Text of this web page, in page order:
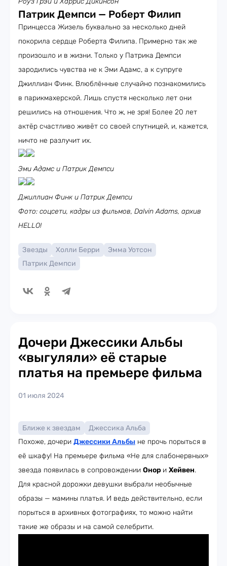
Патрик Демпси — Роберт Филип
Принцесса Жизель буквально за несколько дней
покорила сердце Роберта Филипа. Примерно так же
произошло и в жизни. Только у Патрика Демпси
зародились чувства не к Эми Адамс, а к супруге
Джиллиан Финк. Влюблённые случайно познакомились
в парикмахерской. Лишь спустя несколько лет они
решились на отношения. Что ж, не зря! Более 20 лет
актёр счастливо живёт со своей спутницей, и, кажется,
ничто не разлучит их.
Эми Адамс и Патрик Демпси
Джиллиан Финк и Патрик Демпси
Фото: соцсети, кадры из фильмов, Dalvin Adams, архив
HELLO!
Звезды Холли Берри
Эмма Уотсон
Патрик Демпси
Дочери Джессики Альбы
«выгуляли» её старые
платья на премьере фильма
01 июля 2024
Ближе к звездам
Джессика Альба
Похоже, дочери Джессики Альбы не прочь порыться в
её шкафу! На премьере фильма «Не для слабонервных»
звезда появилась в сопровождении Онор и Хейвен.
Для красной дорожки девушки выбрали необычные
образы — мамины платья. И ведь действительно, если
порыться в архивных фотографиях, то можно найти
такие же образы и на самой селебрити.